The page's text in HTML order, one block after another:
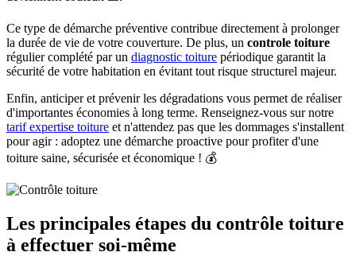
Ce type de démarche préventive contribue directement à prolonger
la durée de vie de votre couverture. De plus, un controle toiture
régulier complété par un diagnostic toiture périodique garantit la
sécurité de votre habitation en évitant tout risque structurel majeur.
Enfin, anticiper et prévenir les dégradations vous permet de réaliser
d'importantes économies à long terme. Renseignez-vous sur notre
tarif expertise toiture et n'attendez pas que les dommages s'installent
pour agir : adoptez une démarche proactive pour profiter d'une
toiture saine, sécurisée et économique ! 💰
Les principales étapes du contrôle toiture
à effectuer soi-même